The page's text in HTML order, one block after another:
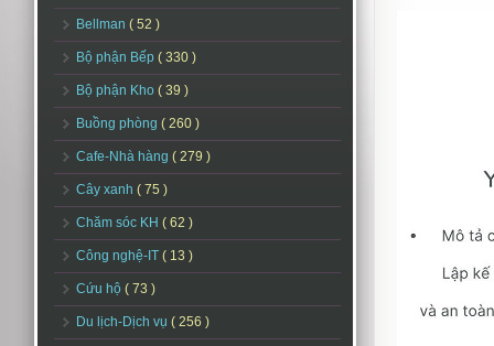
Bellman ( 52 )
Bộ phận Bếp ( 330 )
Bộ phận Kho ( 39 )
Buồng phòng ( 260 )
Cafe-Nhà hàng ( 279 )
Cây xanh ( 75 )
Chăm sóc KH ( 62 )
Công nghệ-IT ( 13 )
Cứu hộ ( 73 )
Du lịch-Dịch vụ ( 256 )